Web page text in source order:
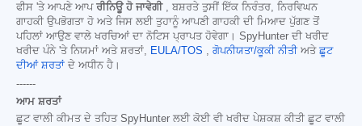
ਫੀਸ 'ਤੇ ਆਪਣੇ ਆਪ ਰੀਨਿਊ ਹੋ ਜਾਵੇਗੀ, ਬਸ਼ਰਤੇ ਤੁਸੀਂ ਇੱਕ ਨਿਰੰਤਰ, ਨਿਰਵਿਘਨ
ਗਾਹਕੀ ਉਪਭੋਗਤਾ ਹੋ ਅਤੇ ਜਿਸ ਲਈ ਤੁਹਾਨੂੰ ਆਪਣੀ ਗਾਹਕੀ ਦੀ ਮਿਆਦ ਪੁੱਗਣ ਤੋਂ
ਪਹਿਲਾਂ ਆਉਣ ਵਾਲੇ ਖਰਚਿਆਂ ਦਾ ਨੋਟਿਸ ਪ੍ਰਾਪਤ ਹੋਵੇਗਾ। SpyHunter ਦੀ ਖਰੀਦ
ਖਰੀਦ ਪੰਨੇ 'ਤੇ ਨਿਯਮਾਂ ਅਤੇ ਸ਼ਰਤਾਂ,
EULA/TOS ਗੋਪਨੀਯਤਾ/ਕੂਕੀ ਨੀਤੀ ਅਤੇ ਛੂਟ
ਦੀਆਂ ਸ਼ਰਤਾਂ ਦੇ ਅਧੀਨ ਹੈ।
------
ਆਮ ਸ਼ਰਤਾਂ
ਛੂਟ ਵਾਲੀ ਕੀਮਤ ਦੇ ਤਹਿਤ SpyHunter ਲਈ ਕੋਈ ਵੀ ਖਰੀਦ ਪੇਸ਼ਕਸ਼ ਕੀਤੀ ਛੂਟ ਵਾਲੀ